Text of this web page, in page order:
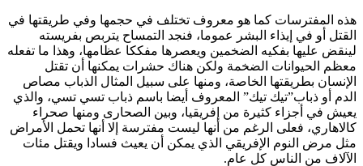
هذه المفترسات كما هو معروف تختلف في حجمها وفي طريقتها في
القتل أو في إيذاء البشر عموما، فنجد التمساح يتربص بفريسته
لينقض عليها بفكيه الضخمين ويعصرها مفككا عظامها، وهذا ما تفعله
معظم الحيوانات الضخمة ولكن هناك حشرات يمكنها أن تقتل
الإنسان بطريقتها الخاصة، ومنها على سبيل المثال الذباب مصاص
الدم أو ذباب”تيك تيك” المعروف أيضا باسم ذباب تسي تسي، والذي
يعيش في أجزاء كثيرة من إفريقيا، وبين الصحارى ومنها صحراء
كالاهاري، فعلى الرغم من أنها ليست مفترسة إلا أنها تحمل الأمراض
مثل مرض النوم الإفريقي الذي يمكن أن يعيث فسادا ويقتل مئات
الآلاف من الناس كل عام.